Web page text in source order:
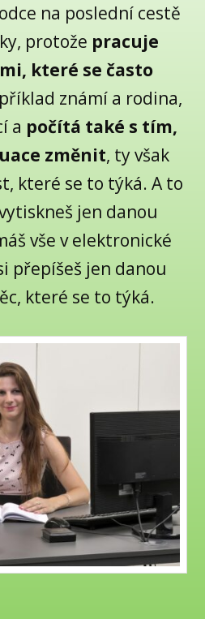
na poslední cestě
protože pracuje
které se často
známí a rodina,
a počítá také s tím,
změnit, ty však
které se to týká. A to
jen danou
vše v elektronické
přepíšeš jen danou
které se to týká.